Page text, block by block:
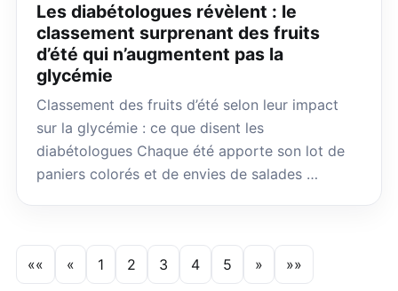
Les diabétologues révèlent : le
classement surprenant des fruits
d’été qui n’augmentent pas la
glycémie
Classement des fruits d’été selon leur impact
sur la glycémie : ce que disent les
diabétologues Chaque été apporte son lot de
paniers colorés et de envies de salades …
«« « 1 2 3 4 5 » »»